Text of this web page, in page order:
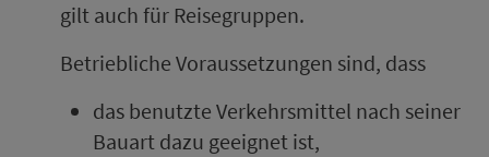
gilt auch für Reisegruppen.
Betriebliche Voraussetzungen sind, dass
das benutzte Ver­kehrs­mit­tel nach seiner
Bauart dazu ge­eig­net ist,